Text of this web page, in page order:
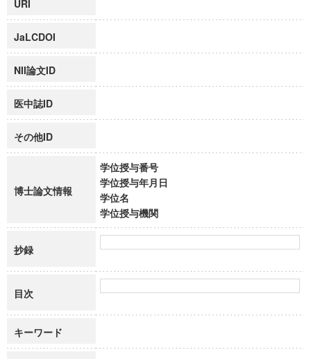
URI
JaLCDOI
NII論文ID
医中誌ID
その他ID
博士論文情報
学位授与番号
学位授与年月日
学位名
学位授与機関
抄録
目次
キーワード